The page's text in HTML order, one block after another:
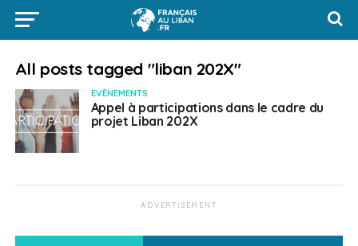
All posts tagged "liban 202X"
EVÈNEMENTS
Appel à participations dans le cadre du
projet Liban 202X
ADVERTISEMENT